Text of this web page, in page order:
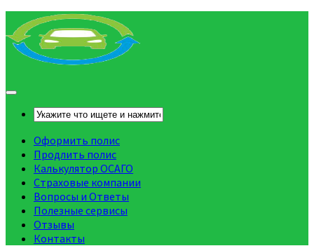
Оформить полис
Продлить полис
Калькулятор ОСАГО
Страховые компании
Вопросы и Ответы
Полезные сервисы
Отзывы
Контакты